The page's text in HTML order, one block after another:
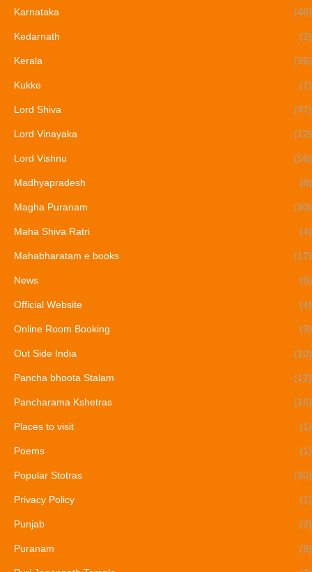
Karnataka (46)
Kedarnath (2)
Kerala (36)
Kukke (1)
Lord Shiva (47)
Lord Vinayaka (12)
Lord Vishnu (56)
Madhyapradesh (8)
Magha Puranam (30)
Maha Shiva Ratri (4)
Mahabharatam e books (17)
News (6)
Official Website (4)
Online Room Booking (3)
Out Side India (10)
Pancha bhoota Stalam (12)
Pancharama Kshetras (16)
Places to visit (1)
Poems (1)
Popular Stotras (30)
Privacy Policy (1)
Punjab (3)
Puranam (9)